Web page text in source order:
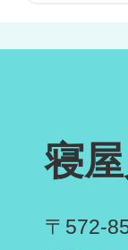
寝
〒572-